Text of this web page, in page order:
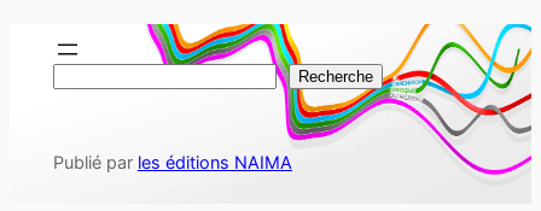
h
Recherche
Publié par les éditions NAIMA